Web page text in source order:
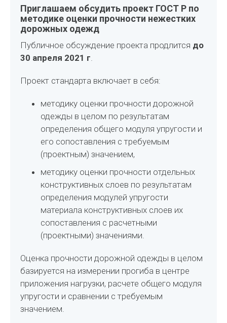
Приглашаем обсудить проект ГОСТ Р по
методике оценки прочности нежестких
дорожных одежд
Публичное обсуждение проекта продлится до
30 апреля 2021 г.
Проект стандарта включает в себя:
методику оценки прочности дорожной
одежды в целом по результатам
определения общего модуля упругости и
его сопоставления с требуемым
(проектным) значением,
методику оценки прочности отдельных
конструктивных слоев по результатам
определения модулей упругости
материала конструктивных слоев их
сопоставления с расчетными
(проектными) значениями.
Оценка прочности дорожной одежды в целом
базируется на измерении прогиба в центре
приложения нагрузки, расчете общего модуля
упругости и сравнении с требуемым
значением.